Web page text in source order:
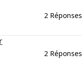
2 Réponses
2 Réponses